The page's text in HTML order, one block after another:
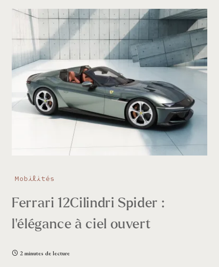
Mobilités
Ferrari 12Cilindri Spider :
l’élégance à ciel ouvert
2 minutes de lecture